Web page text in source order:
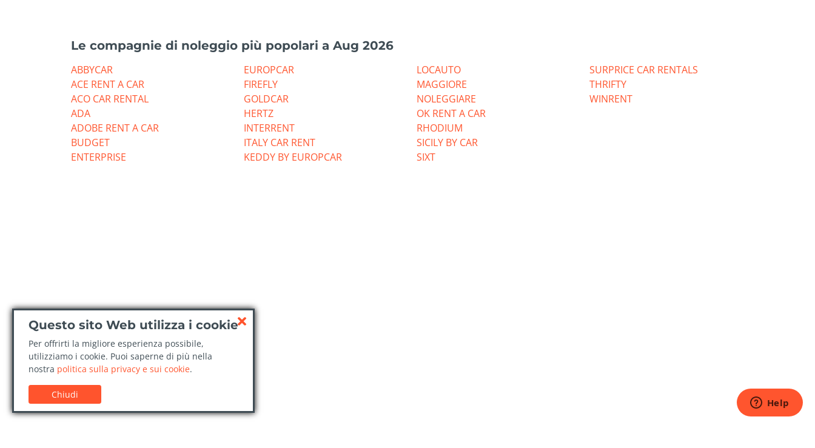
Le compagnie di noleggio più popolari a Aug 2026
ABBYCAR
ACE RENT A CAR
ACO CAR RENTAL
ADA
ADOBE RENT A CAR
BUDGET
ENTERPRISE
EUROPCAR
FIREFLY
GOLDCAR
HERTZ
INTERRENT
ITALY CAR RENT
KEDDY BY EUROPCAR
LOCAUTO
MAGGIORE
NOLEGGIARE
OK RENT A CAR
RHODIUM
SICILY BY CAR
SIXT
SURPRICE CAR RENTALS
THRIFTY
WINRENT
Questo sito Web utilizza i cookie
Per offrirti la migliore esperienza possibile,
utilizziamo i cookie. Puoi saperne di più nella
nostra politica sulla privacy e sui cookie.
Chiudi